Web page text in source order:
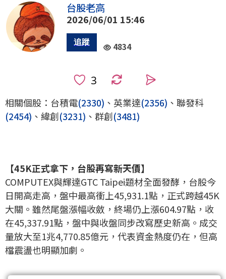
台股老高
2026/06/01 15:46
4834
相關個股：台積電(2330) 、英業達(2356) 、聯發科
(2454) 、緯創(3231) 、群創(3481)
【45K正式拿下，台股再寫新天價】
COMPUTEX與輝達GTC Taipei題材全面發酵，台股今
日開高走高，盤中最高衝上45,931.1點，正式跨越45K
大關。雖然尾盤漲幅收斂，終場仍上漲604.97點，收
在45,337.91點，盤中與收盤同步改寫歷史新高。成交
量放大至1兆4,770.85億元，代表資金熱度仍在，但高
檔震盪也明顯加劇。